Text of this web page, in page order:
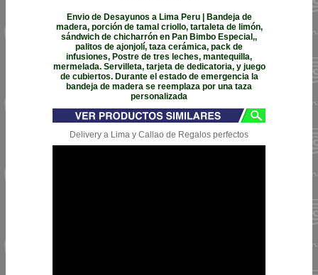
Envio de Desayunos a Lima Peru | Bandeja de
madera, porción de tamal criollo, tartaleta de limón,
sándwich de chicharrón en Pan Bimbo Especial,,
palitos de ajonjolí, taza cerámica, pack de
infusiones, Postre de tres leches, mantequilla,
mermelada. Servilleta, tarjeta de dedicatoria, y juego
de cubiertos. Durante el estado de emergencia la
bandeja de madera se reemplaza por una taza
personalizada
Delivery a Lima y Callao de Regalos perfectos